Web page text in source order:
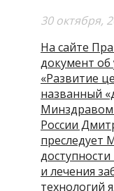
30 октября,
На сайте
документ
«Развитие
названный
России
и лечения
технологий